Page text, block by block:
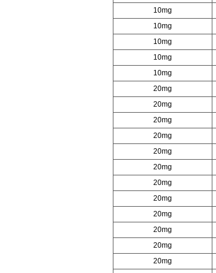
10mg
10mg
10mg
10mg
10mg
20mg
20mg
20mg
20mg
20mg
20mg
20mg
20mg
20mg
20mg
20mg
20mg